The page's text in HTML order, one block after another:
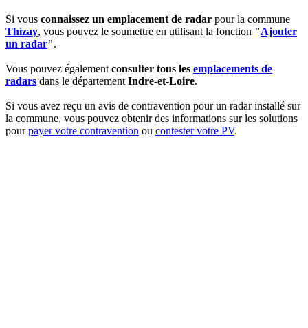
Si vous connaissez un emplacement de radar pour la commune
Thizay, vous pouvez le soumettre en utilisant la fonction "Ajouter
un radar".
Vous pouvez égalementconsulter tous les emplacements de
radars dans le départementIndre-et-Loire.
Si vous avez reçu un avis de contravention pour un radar installé sur
la commune, vous pouvez obtenir des informations sur les solutions
pourpayer votre contravention ou contester votre PV.